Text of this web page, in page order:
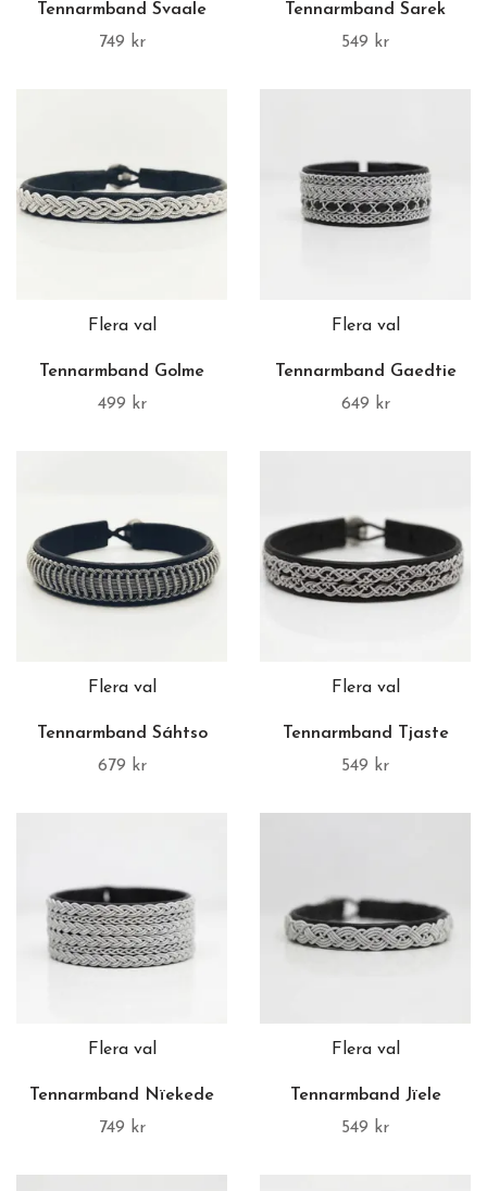
Tennarmband Svaale
749 kr
Tennarmband Sarek
549 kr
Flera val
Tennarmband Golme
499 kr
Flera val
Tennarmband Gaedtie
649 kr
Flera val
Tennarmband Sáhtso
679 kr
Flera val
Tennarmband Tjaste
549 kr
Flera val
Tennarmband Nïekede
749 kr
Flera val
Tennarmband Jïele
549 kr